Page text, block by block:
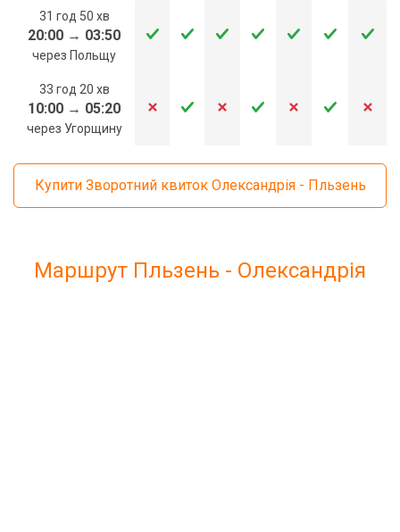
31 год 50 хв
20:00 → 03:50
через Польщу
33 год 20 хв
10:00 → 05:20
через Угорщину
Купити Зворотний квиток Олександрія - Пльзень
Маршрут Пльзень - Олександрія